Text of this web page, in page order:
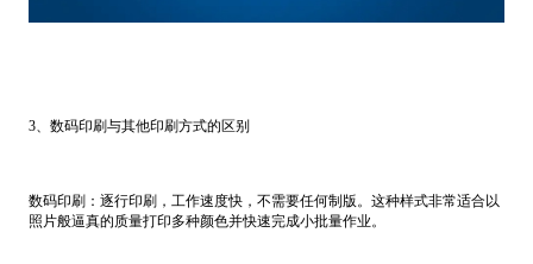
3、数码印刷与其他印刷方式的区别
数码印刷：逐行印刷，工作速度快，不需要任何制版。这种样式非常适合以
照片般逼真的质量打印多种颜色并快速完成小批量作业。